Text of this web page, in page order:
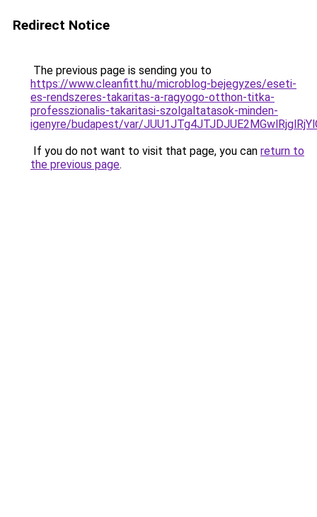
Redirect Notice
The previous page is sending you to
https://www.cleanfitt.hu/microblog-bejegyzes/eseti-
es-rendszeres-takaritas-a-ragyogo-otthon-titka-
professzionalis-takaritasi-szolgaltatasok-minden-
igenyre/budapest/var/
If you do not want to visit that page, you can return to
the previous page.